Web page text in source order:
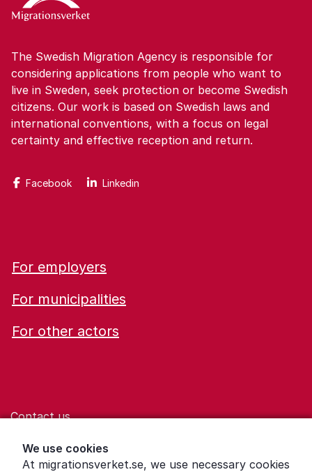
We use cookies
At migrationsverket.se, we use necessary cookies
The Swedish Migration Agency is responsible for
considering applications from people who want to
live in Sweden, seek protection or become Swedish
citizens. Our work is based on Swedish laws and
international conventions, with a focus on legal
certainty and effective reception and return.
Facebook Linkedin
For employers
For municipalities
For other actors
Contact us
Help for those who are living with violence
Word explanations